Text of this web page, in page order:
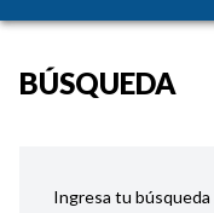
BÚSQUEDA
Ingresa tu búsqueda